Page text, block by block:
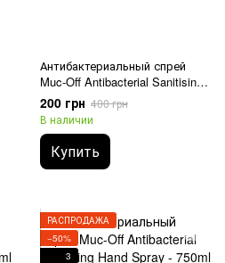
Антибактериальный спрей
Muc-Off Antibacterial Sanitising
Hand Spray - 250мл
200 грн 400 грн
В наличии
Купить
РАСПРОДАЖА
−50%
3